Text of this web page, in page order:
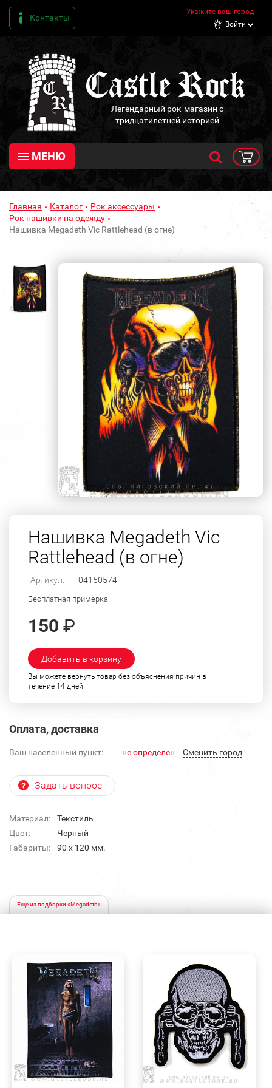
Контакты
Укажите ваш город
Войти
Легендарный рок-магазин с
тридцатилетней историей
МЕНЮ
Главная Каталог
Рок аксессуары
Рок нашивки на одежду
Нашивка Megadeth Vic Rattlehead (в огне)
Нашивка Megadeth Vic
Rattlehead (в огне)
Артикул: 04150574
Бесплатная примерка
150 ₽
Добавить в корзину
Вы можете вернуть товар без объяснения причин в
течение 14 дней
Оплата, доставка
Ваш населенный пункт: не определен Cменить город
Задать вопрос
Материал:
Текстиль
Цвет:
Черный
Габариты:
90 х 120 мм.
Еще из подборки «Megadeth»